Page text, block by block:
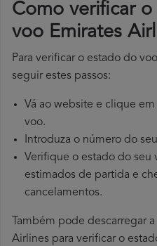
​Como verificar
voo Emirates
Para verificar o estado do
seguir estes passos:
Vá ao website e clique
voo.
Introduza o número do
Verifique o estado do seu
estimados de partida e
cancelamentos.
Também pode descarregar
Airlines para verificar o